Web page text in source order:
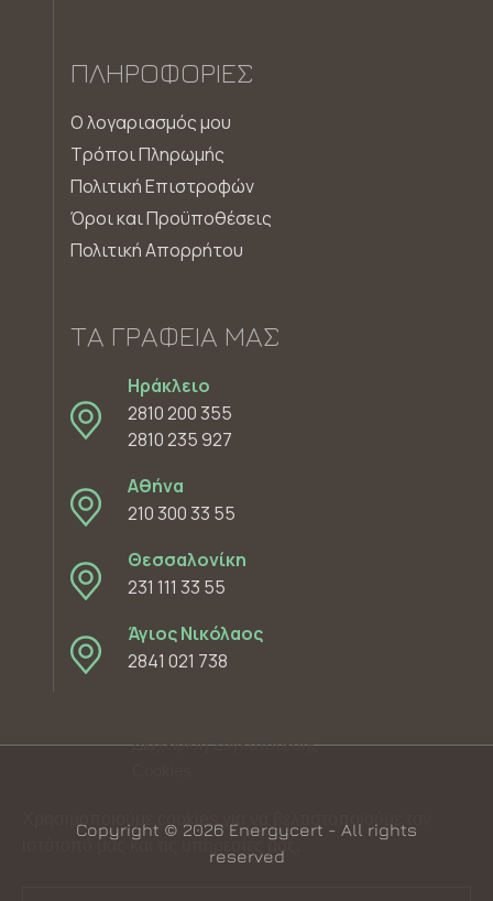
Διαχείριση Συγκατάθεσης
ιστότοπό μας και τις υπηρεσίες μας.
ΠΛΗΡΟΦΟΡΊΕΣ
Ο λογαριασμός μου
Τρόποι Πληρωμής
Πολιτική Επιστροφών
Όροι και Προϋποθέσεις
Πολιτική Απορρήτου
ΤΑ ΓΡΑΦΕΊΑ ΜΑΣ
Ηράκλειο
2810 200 355
2810 235 927
Αθήνα
210 300 33 55
Θεσσαλονίκη
231 111 33 55
Άγιος Νικόλαος
2841 021 738
Copyright © 2026 Energycert - All rights
reserved